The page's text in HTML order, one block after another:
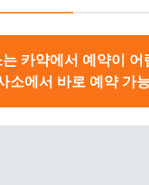
카약에서 예약이 어
소에서 바로 예약 가